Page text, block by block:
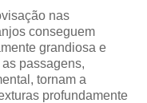
nas
conseguem
grandiosa e
passagens,
tornam a
profundamente